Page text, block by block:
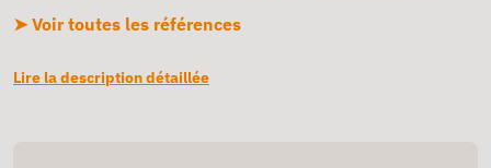
➤ Voir toutes les références
Lire la description détaillée